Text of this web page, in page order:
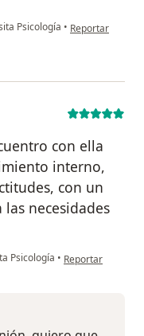
Psicología • en opinión del
Reportar
con ella
interno,
con un
necesidades
Psicología • en opinión del
Reportar